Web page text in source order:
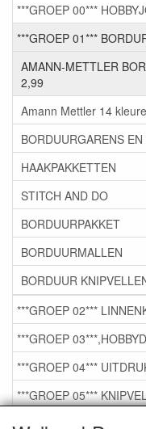
***GROEP 00***
***GROEP 01***
AMANN-METTLER
2,99
Amann Mettler 14
BORDUURGARENS
HAAKPAKKETTEN
STITCH AND DO
BORDUURPAKKET
BORDUURMALLEN
BORDUUR
***GROEP 02***
***GROEP
***GROEP 04***
***GROEP 05***
***GROEP 06*** TAPE/